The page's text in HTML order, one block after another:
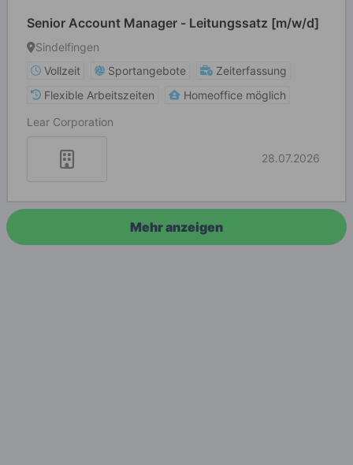
Senior Account Manager - Leitungssatz [m/w/d]
Sindelfingen
Vollzeit
Sportangebote
Zeiterfassung
Flexible Arbeitszeiten
Homeoffice möglich
Lear Corporation
28.07.2026
Mehr anzeigen